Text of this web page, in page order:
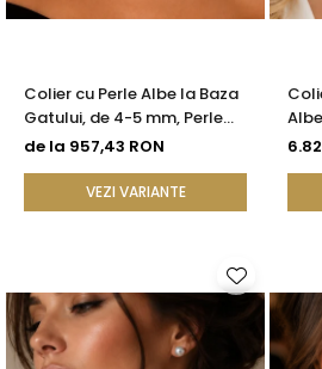
Colier cu Perle Albe la Baza
Gatului, de 4-5 mm, Perle
Rare, Calitate AAA+, Aur 14K
de la 957,43 RON
VEZI VARIANTE